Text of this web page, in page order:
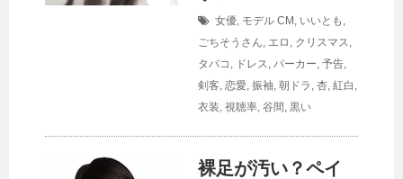
女優, モデル CM , いいとも ,
ごちそうさん, エロ , クリスマス,
タバコ , ドレス, パーカー, 予告,
剣客, 恋愛, 振袖, 朝ドラ , 杏, 紅白 ,
衣装, 視聴率, 谷間 , 黒い
裸足が汚い？ペイ